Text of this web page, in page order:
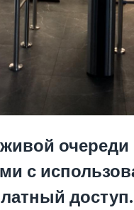
очереди
с
доступ.